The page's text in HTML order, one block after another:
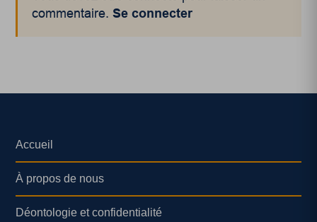
commentaire.Se connecter
Accueil
À propos de nous
Déontologie et confidentialité